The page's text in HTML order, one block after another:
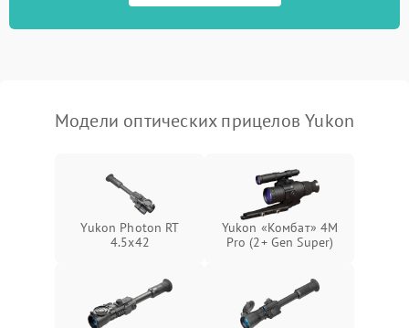
защиты от перегрева
Модели оптических прицелов Yukon
Yukon Photon RT
4.5x42
Yukon «Комбат» 4M
Pro (2+ Gen Super)